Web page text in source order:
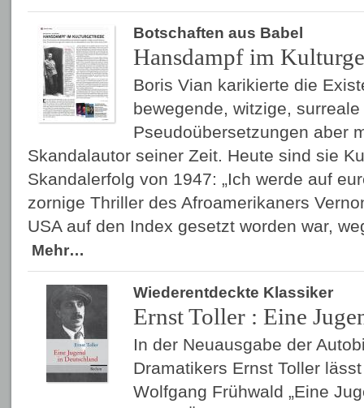
Botschaften aus Babel
Hansdampf im
Boris Vian karikierte die
bewegende, witzige,
Pseudoübersetzungen aber
Skandalautor seiner Zeit. Heute sind sie
Skandalerfolg von 1947: „Ich werde auf
zornige Thriller des Afroamerikaners
USA auf den Index gesetzt worden war,
Mehr…
Wiederentdeckte Klassiker
Ernst Toller : Eine
In der Neuausgabe der
Dramatikers Ernst Toller
Wolfgang Frühwald „Eine